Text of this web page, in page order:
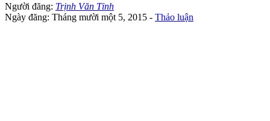
Người đăng: Trịnh Văn Tỉnh
Ngày đăng: Tháng mười một 5, 2015 - Thảo luận